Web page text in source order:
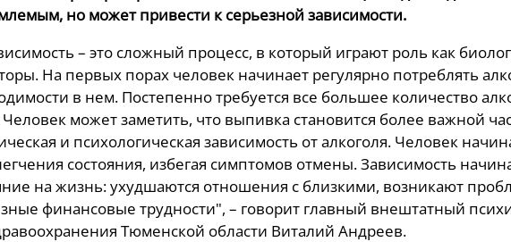
но может привести к серьезной зависимости.
– это сложный процесс, в который играют роль как
На первых порах человек начинает регулярно потреблять
в нем. Постепенно требуется все большее количество
может заметить, что выпивка становится более важной
и психологическая зависимость от алкоголя. Человек
состояния, избегая симптомов отмены. Зависимость
на жизнь: ухудшаются отношения с близкими, возникают
финансовые трудности", – говорит главный внештатный
Тюменской области Виталий Андреев.